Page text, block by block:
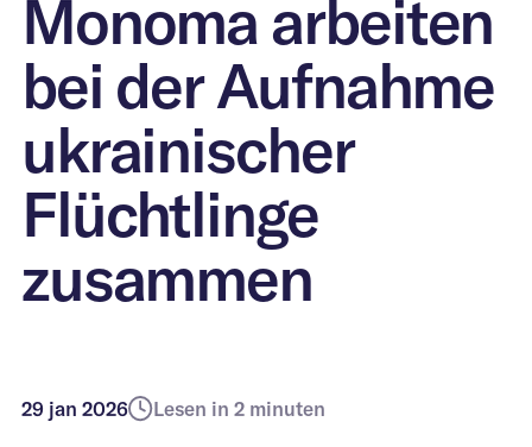
Zwischennutzung
von Immobilien
Temporäre
Sicherheit
Transformation
Immobilienentwickler
Religiöse
Immobilien
FAQ
Über uns
Kontakt
Monoma arbeiten
bei der Aufnahme
ukrainischer
Flüchtlinge
zusammen
29 jan 2026 Lesen in 2 minuten